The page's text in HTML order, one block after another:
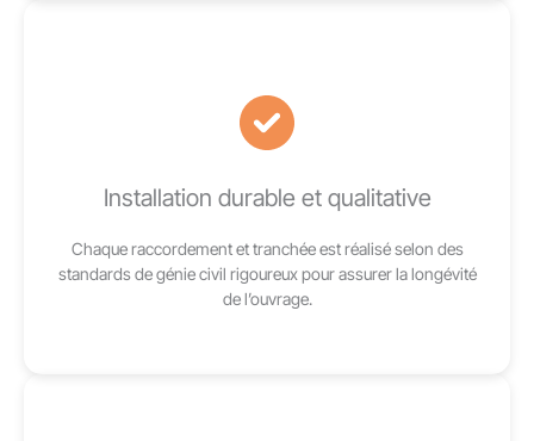
Installation durable et qualitative
Chaque raccordement et tranchée est réalisé selon des
standards de génie civil rigoureux pour assurer la longévité
de l’ouvrage.